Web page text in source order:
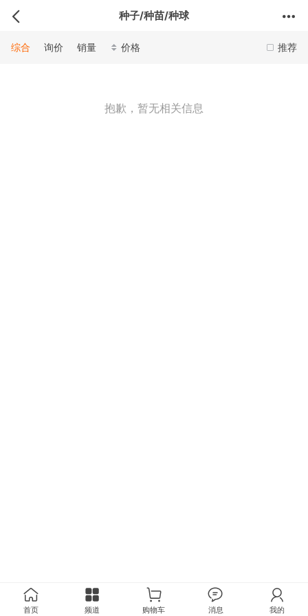
种子/种苗/种球
推荐
综合 询价 销量 价格
抱歉，暂无相关信息
首页 频道 购物车 消息 我的